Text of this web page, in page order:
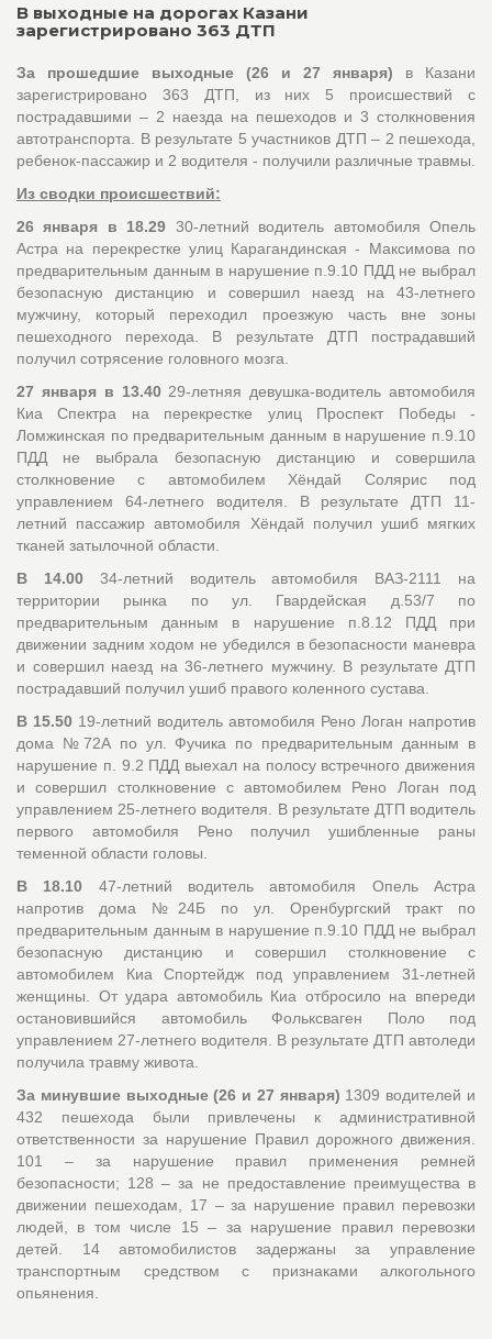
В выходные на дорогах Казани
зарегистрировано 363 ДТП
За прошедшие выходные (26 и 27 января) в Казани
зарегистрировано 363 ДТП, из них 5 происшествий с
пострадавшими – 2 наезда на пешеходов и 3 столкновения
автотранспорта. В результате 5 участников ДТП – 2 пешехода,
ребенок-пассажир и 2 водителя - получили различные травмы.
Из сводки происшествий:
26 января в 18.29 30-летний водитель автомобиля Опель
Астра на перекрестке улиц Карагандинская - Максимова по
предварительным данным в нарушение п.9.10 ПДД не выбрал
безопасную дистанцию и совершил наезд на 43-летнего
мужчину, который переходил проезжую часть вне зоны
пешеходного перехода. В результате ДТП пострадавший
получил сотрясение головного мозга.
27 января в 13.4029-летняя девушка-водитель автомобиля
Киа Спектра на перекрестке улиц Проспект Победы -
Ломжинская по предварительным данным в нарушение п.9.10
ПДД не выбрала безопасную дистанцию и совершила
столкновение с автомобилем Хёндай Солярис под
управлением 64-летнего водителя. В результате ДТП 11-
летний пассажир автомобиля Хёндай получил ушиб мягких
тканей затылочной области.
В 14.0034-летний водитель автомобиля ВАЗ-2111 на
территории рынка по ул. Гвардейская д.53/7 по
предварительным данным в нарушение п.8.12 ПДД при
движении задним ходом не убедился в безопасности маневра
и совершил наезд на 36-летнего мужчину. В результате ДТП
пострадавший получил ушиб правого коленного сустава.
В 15.50 19-летний водитель автомобиля Рено Логан напротив
дома №72А по ул. Фучика по предварительным данным в
нарушение п. 9.2 ПДД выехал на полосу встречного движения
и совершил столкновение с автомобилем Рено Логан под
управлением 25-летнего водителя. В результате ДТП водитель
первого автомобиля Рено получил ушибленные раны
теменной области головы.
В 18.10 47-летний водитель автомобиля Опель Астра
напротив дома №24Б по ул. Оренбургский тракт по
предварительным данным в нарушение п.9.10 ПДД не выбрал
безопасную дистанцию и совершил столкновение с
автомобилем Киа Спортейдж под управлением 31-летней
женщины. От удара автомобиль Киа отбросило на впереди
остановившийся автомобиль Фольксваген Поло под
управлением 27-летнего водителя. В результате ДТП автоледи
получила травму живота.
За минувшие выходные (26 и 27 января) 1309 водителей и
432 пешехода были привлечены к административной
ответственности за нарушение Правил дорожного движения.
101 – за нарушение правил применения ремней
безопасности; 128 – за не предоставление преимущества в
движении пешеходам, 17 – за нарушение правил перевозки
людей, в том числе 15 – за нарушение правил перевозки
детей. 14 автомобилистов задержаны за управление
транспортным средством с признаками алкогольного
опьянения.